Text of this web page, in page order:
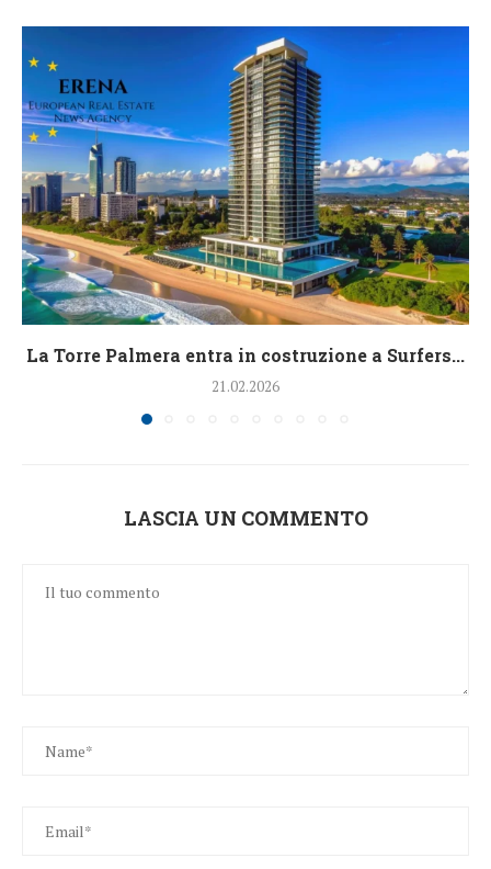
La Torre Palmera entra in costruzione a Surfers...
21.02.2026
LASCIA UN COMMENTO